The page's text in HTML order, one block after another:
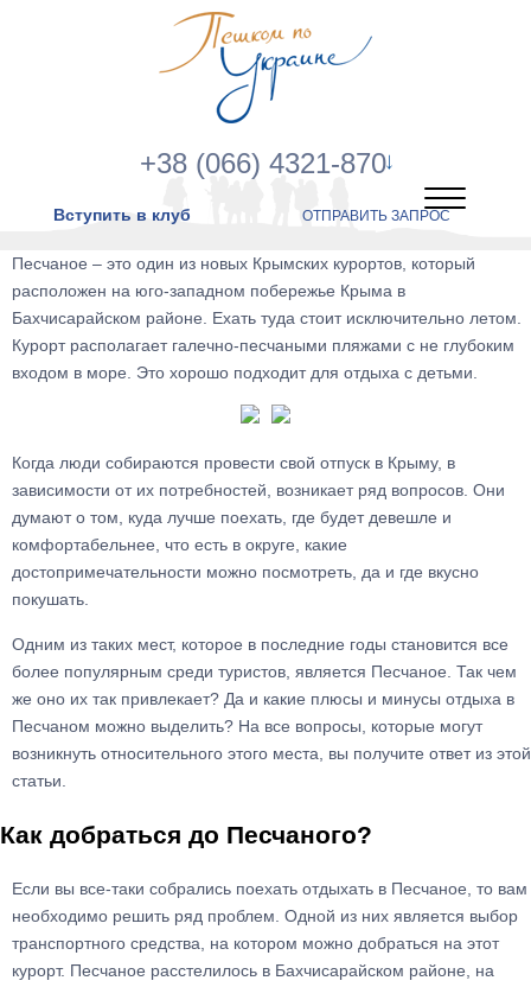
+38 (066) 4321-870
Вступить в клуб ОТПРАВИТЬ ЗАПРОС
Песчаное – это один из новых Крымских курортов, который
расположен на юго-западном побережье Крыма в
Бахчисарайском районе. Ехать туда стоит исключительно летом.
Курорт располагает галечно-песчаными пляжами с не глубоким
входом в море. Это хорошо подходит для отдыха с детьми.
Когда люди собираются провести свой отпуск в Крыму, в
зависимости от их потребностей, возникает ряд вопросов. Они
думают о том, куда лучше поехать, где будет девешле и
комфортабельнее, что есть в округе, какие
достопримечательности можно посмотреть, да и где вкусно
покушать.
Одним из таких мест, которое в последние годы становится все
более популярным среди туристов, является Песчаное. Так чем
же оно их так привлекает? Да и какие плюсы и минусы отдыха в
Песчаном можно выделить? На все вопросы, которые могут
возникнуть относительного этого места, вы получите ответ из этой
статьи.
Как добраться до Песчаного?
Если вы все-таки собрались поехать отдыхать в Песчаное, то вам
необходимо решить ряд проблем. Одной из них является выбор
транспортного средства, на котором можно добраться на этот
курорт. Песчаное расстелилось в Бахчисарайском районе, на